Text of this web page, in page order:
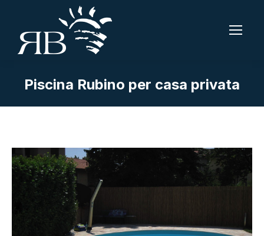
Piscina Rubino per casa privata